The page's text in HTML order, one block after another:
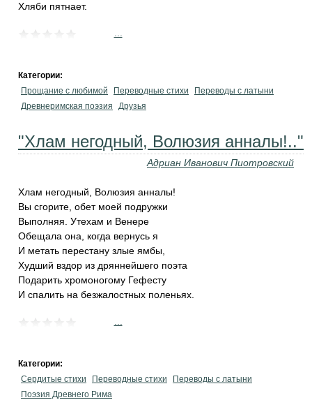
Хляби пятнает.
Категории:
Прощание с любимой
Переводные стихи
Переводы с латыни
Древнеримская поэзия
Друзья
"Хлам негодный, Волюзия анналы!.."
Адриан Иванович Пиотровский
Хлам негодный, Волюзия анналы!
Вы сгорите, обет моей подружки
Выполняя. Утехам и Венере
Обещала она, когда вернусь я
И метать перестану злые ямбы,
Худший вздор из дряннейшего поэта
Подарить хромоногому Гефесту
И спалить на безжалостных поленьях.
Категории:
Сердитые стихи
Переводные стихи
Переводы с латыни
Поэзия Древнего Рима